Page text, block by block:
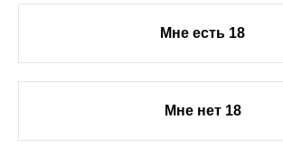
Мне есть 18
Мне нет 18